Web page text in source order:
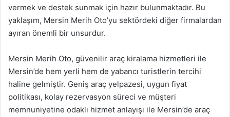
vermek ve destek sunmak için hazır bulunmaktadır. Bu
yaklaşım, Mersin Merih Oto’yu sektördeki diğer firmalardan
ayıran önemli bir unsurdur.
Mersin Merih Oto, güvenilir araç kiralama hizmetleri ile
Mersin’de hem yerli hem de yabancı turistlerin tercihi
haline gelmiştir. Geniş araç yelpazesi, uygun fiyat
politikası, kolay rezervasyon süreci ve müşteri
memnuniyetine odaklı hizmet anlayışı ile Mersin’de araç